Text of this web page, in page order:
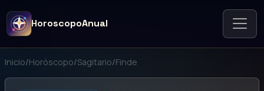
HoroscopoAnual
Inicio/Horóscopo/Sagitario/Finde